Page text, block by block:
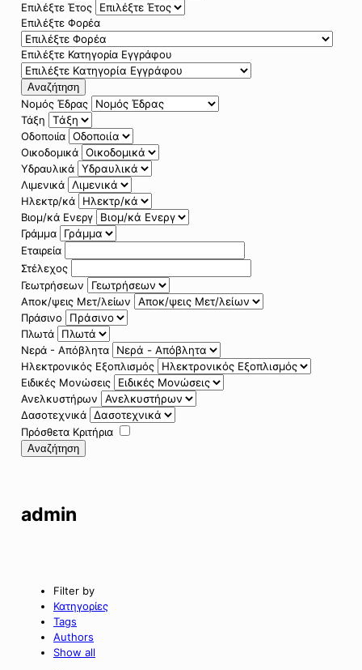
Επιλέξτε Έτος
Επιλέξτε Φορέα
Επιλέξτε Κατηγορία Εγγράφου
Αναζήτηση
Νομός Έδρας
Τάξη
Οδοποιία
Οικοδομικά
Υδραυλικά
Λιμενικά
Ηλεκτρ/κά
Βιομ/κά Ενεργ
Γράμμα
Εταιρεία
Στέλεχος
Γεωτρήσεων
Αποκ/ψεις Μετ/λείων
Πράσινο
Πλωτά
Νερά - Απόβλητα
Ηλεκτρονικός Εξοπλισμός
Ειδικές Μονώσεις
Ανελκυστήρων
Δασοτεχνικά
Πρόσθετα Κριτήρια
Αναζήτηση
admin
Filter by
Κατηγορίες
Tags
Authors
Show all